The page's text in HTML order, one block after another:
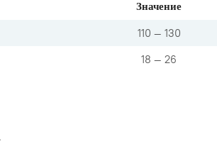
Значение
110 — 130
18 — 26